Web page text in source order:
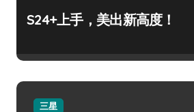
S24+上手，美出新高度！
三星